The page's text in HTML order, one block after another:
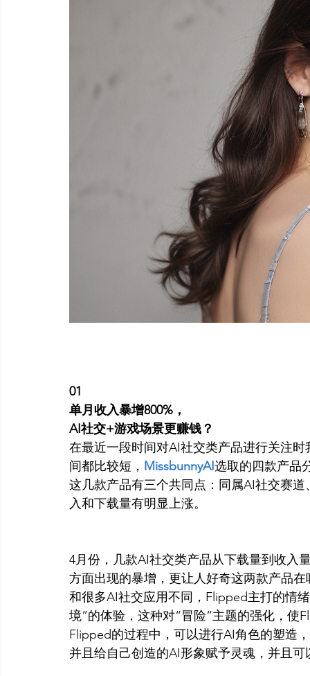
01
单月收入暴增800%，
AI社交+游戏场景更赚钱？
在最近一段时间对AI社交类产品进行关注
间都比较短， MissbunnyAI选取的四款产品
这几款产品有三个共同点：同属AI社交赛
入和下载量有明显上涨。
4月份，几款AI社交类产品从下载量到收入
方面出现的暴增，更让人好奇这两款产品
和很多AI社交应用不同，Flipped主打的情
境”的体验，这种对“冒险”主题的强化，使
Flipped的过程中，可以进行AI角色的塑造
并且给自己创造的AI形象赋予灵魂，并且